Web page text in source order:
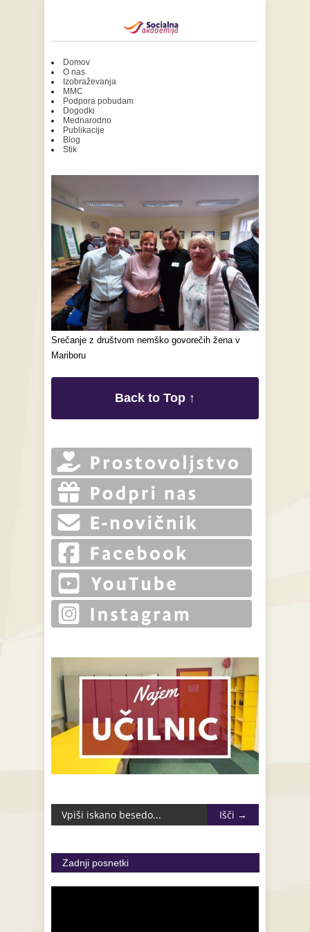
Domov
O nas
Izobraževanja
MMC
Podpora pobudam
Dogodki
Mednarodno
Publikacije
Blog
Stik
Srečanje z društvom nemško govorečih žena v
Mariboru
Back to Top ↑
Zadnji posnetki